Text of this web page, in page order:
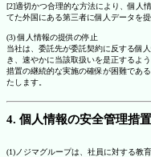
[2]適切かつ合理的な方法により、個人
てた外国にある第三者に個人データを提
(3) 個人情報の提供の停止
当社は、委託先が委託契約に反する個
き、速やかに当該取扱いを是正するよ
措置の継続的な実施の確保が困難であ
たします。
4. 個人情報の安全管理措
(1)ノジマグループは、社員に対する教